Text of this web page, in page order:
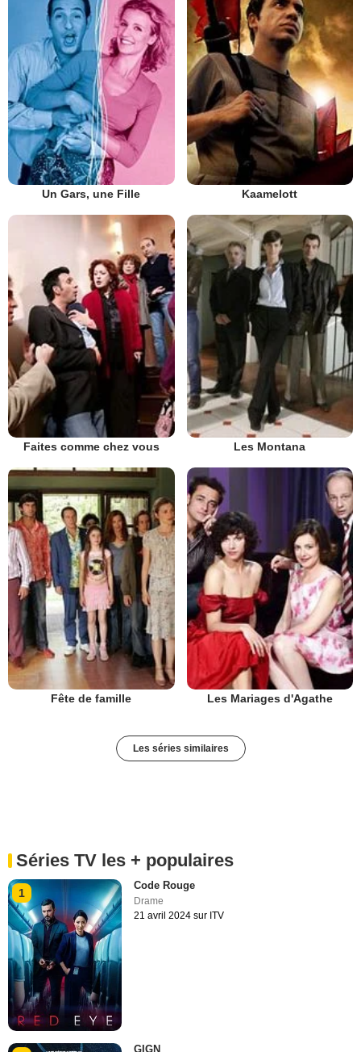
Un Gars, une Fille Kaamelott
Faites comme chez vous Les Montana
Fête de famille Les Mariages d'Agathe
Les séries similaires
Séries TV les + populaires
1
Code Rouge
Drame
21 avril 2024 sur ITV
GIGN